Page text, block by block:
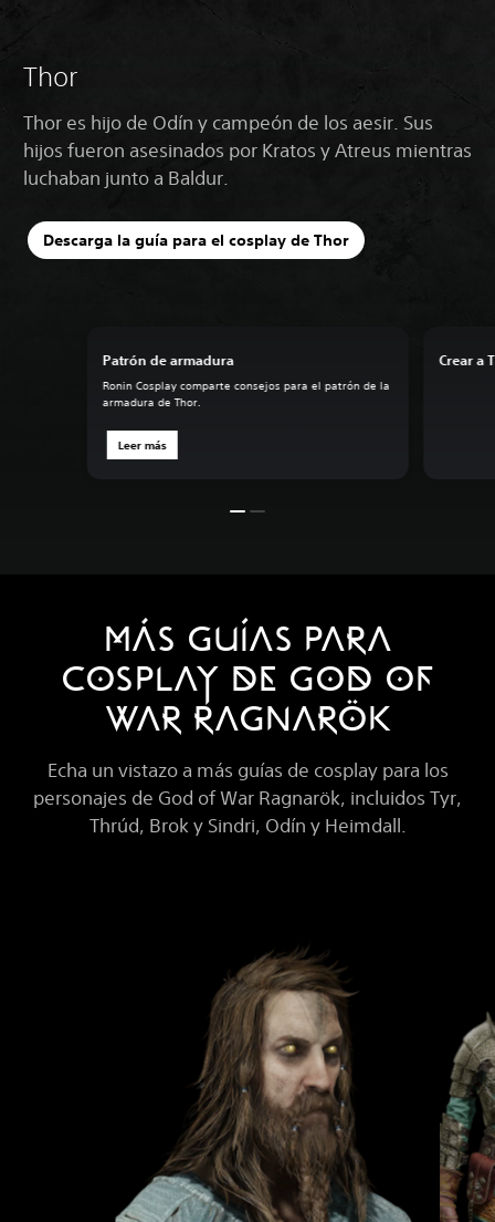
Thor
Thor es hijo de Odín y campeón de los aesir. Sus
hijos fueron asesinados por Kratos y Atreus mientras
luchaban junto a Baldur.
Descarga la guía para el cosplay de Thor
Patrón de armadura
Ronin Cosplay comparte consejos para el patrón de la
armadura de Thor.
Leer más
Crear a
MÁS GUÍAS PARA
COSPLAY DE GOD OF
WAR RAGNARÖK
Echa un vistazo a más guías de cosplay para los
personajes de God of War Ragnarök, incluidos Tyr,
Thrúd, Brok y Sindri, Odín y Heimdall.